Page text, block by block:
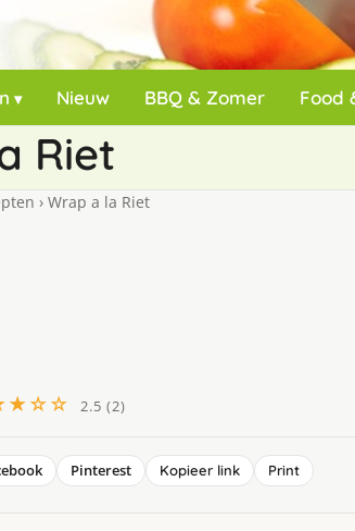
Nieuw BBQ & Zomer Food
Riet
› Wrap a la Riet
2.5 (2)
Pinterest Kopieer link Print